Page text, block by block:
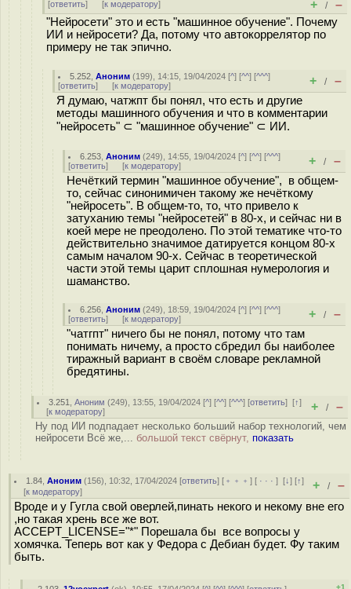
[ответить] [к модератору] + / –
"Нейросети" это и есть "машинное обучение". Почему
ИИ и нейросети? Да, потому что автокоррелятор по
примеру не так эпично.
5.252 ,Аноним (199), 14:15, 19/04/2024 [^] [^^] [^^^]
[ответить] [к модератору] + / –
Я думаю, чатжпт бы понял, что есть и другие
методы машинного обучения и что в комментарии
"нейросеть" ⊂ "машинное обучение" ⊂ ИИ.
6.253 ,Аноним (249), 14:55, 19/04/2024 [^] [^^] [^^^]
[ответить] [к модератору] + / –
Нечёткий термин "машинное обучение", в общем-
то, сейчас синонимичен такому же нечёткому
"нейросеть". В общем-то, то, что привело к
затуханию темы "нейросетей" в 80-х, и сейчас ни в
коей мере не преодолено. По этой тематике что-то
действительно значимое датируется концом 80-х
самым началом 90-х. Сейчас в теоретической
части этой темы царит сплошная нумерология и
шаманство.
6.256 ,Аноним (249), 18:59, 19/04/2024 [^] [^^] [^^^]
[ответить] [к модератору] + / –
"чатгпт" ничего бы не понял, потому что там
понимать ничему, а просто сбредил бы наиболее
тиражный вариант в своём словаре рекламной
бредятины.
3.251 ,Аноним (249), 13:55, 19/04/2024 [^] [^^] [^^^] [ответить][↑]
[к модератору] + / –
Ну под ИИ подпадает несколько больший набор технологий, чем
нейросети Всё же,... большой текст свёрнут, показать
1.84 ,Аноним (156), 10:32, 17/04/2024 [ответить] [ ﹢﹢﹢] [ · · ·][↓] [↑]
[к модератору] + / –
Вроде и у Гугла свой оверлей,пинать некого и некому вне его
,но такая хрень все же вот.
ACCEPT_LICENSE="*" Порешала бы все вопросы у
хомячка. Теперь вот как у Федора с Дебиан будет. Фу таким
быть.
+1